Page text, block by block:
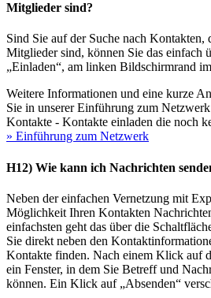
Mitglieder sind?
Sind Sie auf der Suche nach Kontakten,
Mitglieder sind, können Sie das einfach
„Einladen“, am linken Bildschirmrand
Weitere Informationen und eine kurze
Sie in unserer Einführung zum
Kontakte - Kontakte einladen die noch
» Einführung zum Netzwerk
H12) Wie kann ich Nachrichten
Neben der einfachen Vernetzung mit
Möglichkeit Ihren Kontakten
einfachsten geht das über die
Sie direkt neben den
Kontakte finden. Nach einem Klick auf
ein Fenster, in dem Sie Betreff und
können. Ein Klick auf „Absenden“